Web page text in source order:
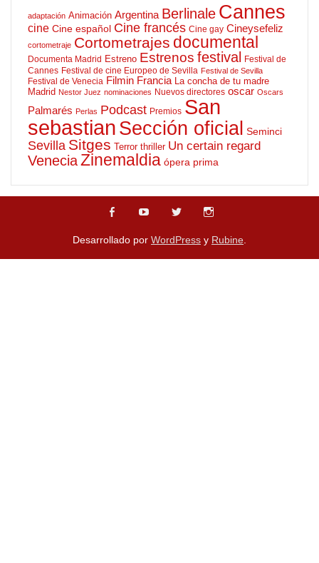
adaptación Animación Argentina Berlinale Cannes
cine Cine español Cine francés Cine gay Cineysefeliz
cortometraje Cortometrajes documental
Documenta Madrid Estreno Estrenos festival
Festival de
Cannes Festival de cine Europeo de Sevilla Festival de Sevilla
Festival de Venecia Filmin Francia La concha de tu madre
Madrid Nestor Juez nominaciones Nuevos directores oscar Oscars
Palmarés Perlas Podcast Premios San
sebastianSección oficial Seminci
Sevilla Sitges Terror thriller Un certain regard
VeneciaZinemaldia ópera prima
Desarrollado por WordPress y Rubine.